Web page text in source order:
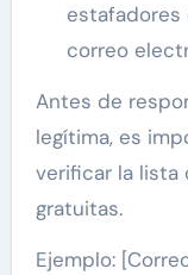
correo
Antes de
legítima, es
verificar la lista
gratuitas.
Ejemplo: